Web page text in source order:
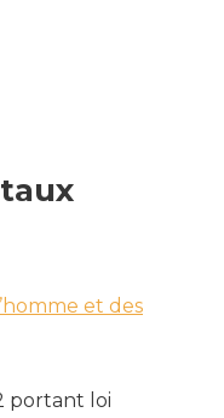
et des
portant loi